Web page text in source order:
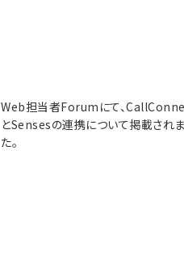
Web担当者Forumにて、
とSensesの連携について掲載され
た。